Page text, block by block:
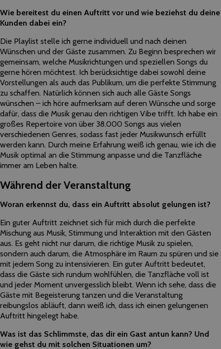
Wie bereitest du einen Auftritt vor und wie beziehst du deine
Kunden dabei ein?
Die Playlist stelle ich gerne individuell und nach deinen
Wünschen und der Gäste zusammen. Zu Beginn besprechen wir
gemeinsam, welche Musikrichtungen und speziellen Songs du
gerne hören möchtest. Ich berücksichtige dabei sowohl deine
Vorstellungen als auch das Publikum, um die perfekte Stimmung
zu schaffen. Natürlich können sich auch alle Gäste Songs
wünschen – ich höre aufmerksam auf deren Wünsche und sorge
dafür, dass die Musik genau den richtigen Vibe trifft. Ich habe ein
großes Repertoire von über 38.000 Songs aus vielen
verschiedenen Genres, sodass fast jeder Musikwunsch erfüllt
werden kann. Durch meine Erfahrung weiß ich genau, wie ich die
Musik optimal an die Stimmung anpasse und die Tanzfläche
immer am Leben halte.
Während der Veranstaltung
Woran erkennst du, dass ein Auftritt absolut gelungen ist?
Ein guter Auftritt zeichnet sich für mich durch die perfekte
Mischung aus Musik, Stimmung und Interaktion mit den Gästen
aus. Es geht nicht nur darum, die richtige Musik zu spielen,
sondern auch darum, die Atmosphäre im Raum zu spüren und sie
mit jedem Song zu intensivieren. Ein guter Auftritt bedeutet,
dass die Gäste sich rundum wohlfühlen, die Tanzfläche voll ist
und jeder Moment unvergesslich bleibt. Wenn ich sehe, dass die
Gäste mit Begeisterung tanzen und die Veranstaltung
reibungslos abläuft, dann weiß ich, dass ich einen gelungenen
Auftritt hingelegt habe.
Was ist das Schlimmste, das dir ein Gast antun kann? Und
wie gehst du mit solchen Situationen um?